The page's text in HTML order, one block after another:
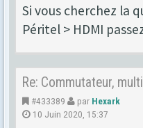
Si vous cherchez la
Péritel > HDMI
Re: Commutateur,
#433389 par Hexark
10 Juin 2020, 15:37